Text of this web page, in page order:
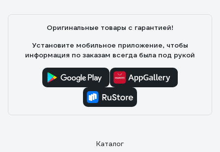
Оригинальные товары с гарантией!
Установите мобильное приложение, чтобы
информация по заказам всегда была под рукой
Каталог